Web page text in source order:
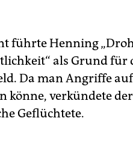
führte Henning
als Grund für
Da man Angriffe auf
könne, verkündete
Geflüchtete.